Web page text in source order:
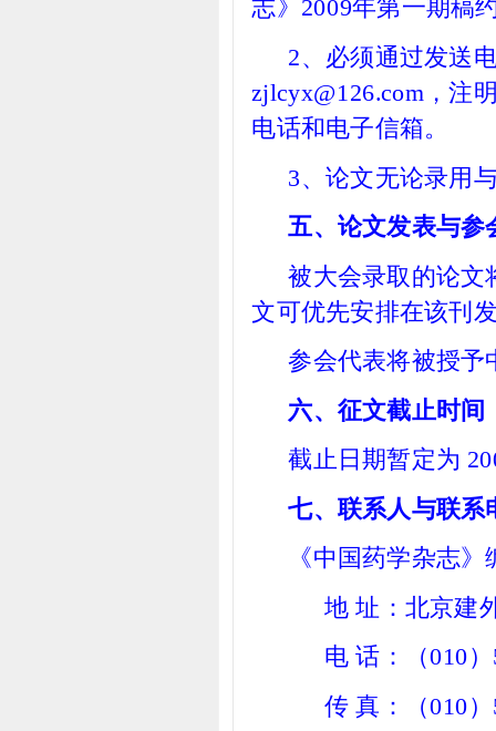
志》2009年第一期稿
2、必须通过发送
zjlcyx@126.com，注
电话和电子信箱。
3、论文无论录用
五、论文发表与参
被大会录取的论文
文可优先安排在该刊
参会代表将被授予
六、征文截止时间
截止日期暂定为
七、联系人与联系
《中国药学杂志》
地 址：北京建
电 话：（010
传 真：（010